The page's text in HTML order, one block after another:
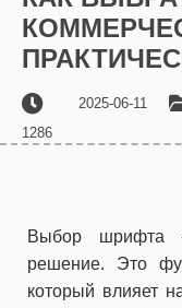
2025-06-11
1286
Выбор шрифта
решение. Это
который влияет